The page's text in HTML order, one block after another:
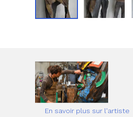
En savoir plus sur l'artiste